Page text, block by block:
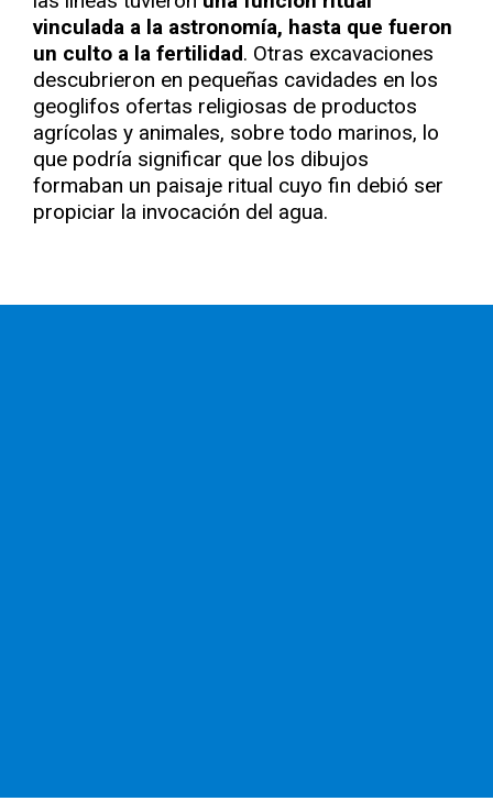
vinculada a la astronomía, hasta que fueron
un culto a la fertilidad. Otras excavaciones
descubrieron en pequeñas cavidades en los
geoglifos ofertas religiosas de productos
agrícolas y animales, sobre todo marinos, lo
que podría significar que los dibujos
formaban un paisaje ritual cuyo fin debió ser
propiciar la invocación del agua.